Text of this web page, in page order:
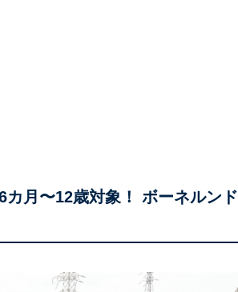
カ月〜12歳対象！ ボーネルンド